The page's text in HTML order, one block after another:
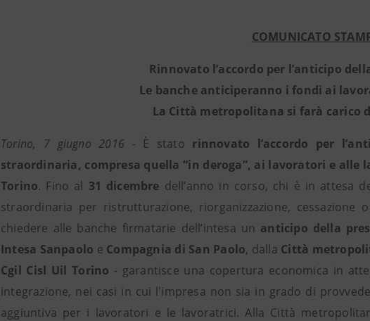
COMUNICATO
Rinnovato l’accordo per l’anticipo
Le banche anticiperanno i fondi ai
La Città metropolitana si farà carico
Torino, 7 giugno 2016 - È stato rinnovato l’accordo per
straordinaria, compresa quella “in deroga”, ai lavoratori e
Torino. Fino al 31 dicembre dell’anno in corso, chi è in attesa
straordinaria per ristrutturazione, riorganizzazione,
chiedere alle banche firmatarie dell’intesa un anticipo della
Intesa Sanpaolo e Compagnia di San Paolo, dalla Città
Cgil Cisl Uil Torino - garantisce una copertura economica in
integrazione, nei casi in cui l'impresa non sia in grado di
aggiuntiva per i lavoratori e le lavoratrici. Alla Città